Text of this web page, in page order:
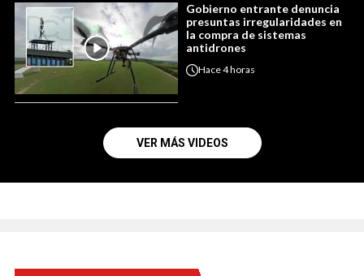
Gobierno entrante denuncia
presuntas irregularidades en
la compra de sistemas
antidrones
Hace4 horas
VER MÁS VIDEOS